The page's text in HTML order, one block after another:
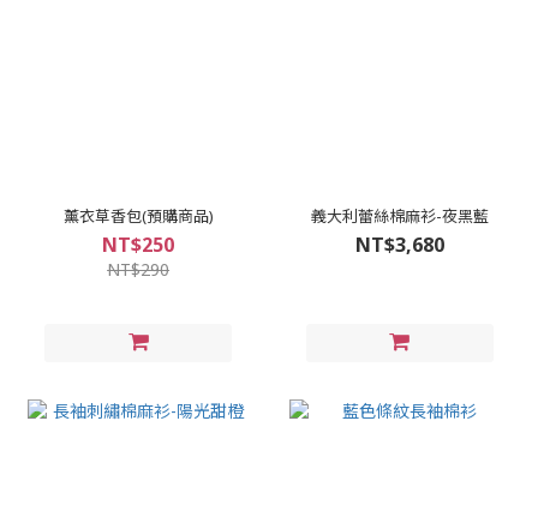
薰衣草香包(預購商品)
NT$250
NT$290
義大利蕾絲棉麻衫-夜黑藍
NT$3,680